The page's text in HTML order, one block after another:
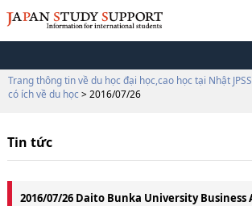
Trang thông tin về du học đại học,cao học tại Nhật JPSS
có ích về du học > 2016/07/26
Tin tức
2016/07/26 Daito Bunka University